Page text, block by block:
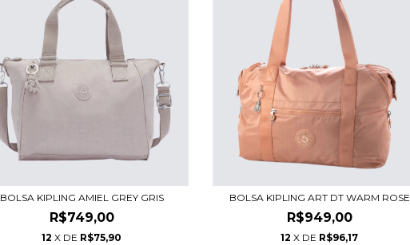
BOLSA KIPLING AMIEL GREY GRIS
R$749,00
12 X DE R$75,90
BOLSA KIPLING ART DT WARM ROSE
R$949,00
12 X DE R$96,17